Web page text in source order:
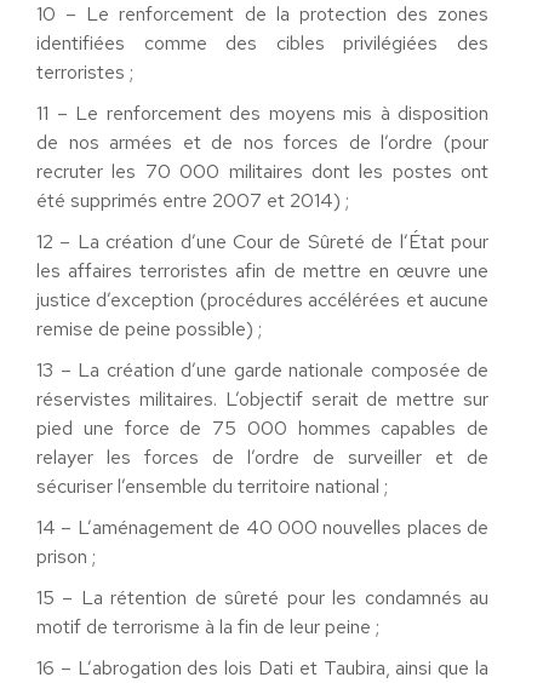
10 – Le renforcement de la protection des zones
identifiées comme des cibles privilégiées des
terroristes ;
11 – Le renforcement des moyens mis à disposition
de nos armées et de nos forces de l’ordre (pour
recruter les 70 000 militaires dont les postes ont
été supprimés entre 2007 et 2014) ;
12 – La création d’une Cour de Sûreté de l’État pour
les affaires terroristes afin de mettre en œuvre une
justice d’exception (procédures accélérées et aucune
remise de peine possible) ;
13 – La création d’une garde nationale composée de
réservistes militaires. L’objectif serait de mettre sur
pied une force de 75 000 hommes capables de
relayer les forces de l’ordre de surveiller et de
sécuriser l’ensemble du territoire national ;
14 – L’aménagement de 40 000 nouvelles places de
prison ;
15 – La rétention de sûreté pour les condamnés au
motif de terrorisme à la fin de leur peine ;
16 – L’abrogation des lois Dati et Taubira, ainsi que la